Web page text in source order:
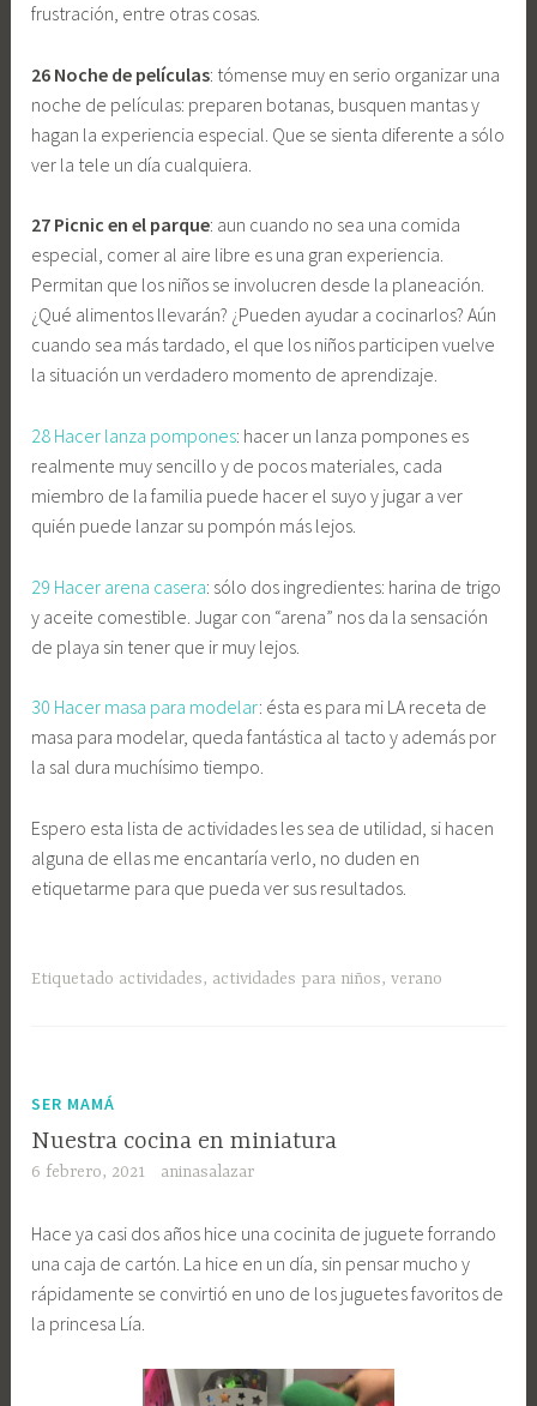
frustración, entre otras cosas.
26 Noche de películas: tómense muy en serio organizar una
noche de películas: preparen botanas, busquen mantas y
hagan la experiencia especial. Que se sienta diferente a sólo
ver la tele un día cualquiera.
27 Picnic en el parque: aun cuando no sea una comida
especial, comer al aire libre es una gran experiencia.
Permitan que los niños se involucren desde la planeación.
¿Qué alimentos llevarán? ¿Pueden ayudar a cocinarlos? Aún
cuando sea más tardado, el que los niños participen vuelve
la situación un verdadero momento de aprendizaje.
28 Hacer lanza pompones: hacer un lanza pompones es
realmente muy sencillo y de pocos materiales, cada
miembro de la familia puede hacer el suyo y jugar a ver
quién puede lanzar su pompón más lejos.
29 Hacer arena casera: sólo dos ingredientes: harina de trigo
y aceite comestible. Jugar con “arena” nos da la sensación
de playa sin tener que ir muy lejos.
30 Hacer masa para modelar: ésta es para mi LA receta de
masa para modelar, queda fantástica al tacto y además por
la sal dura muchísimo tiempo.
Espero esta lista de actividades les sea de utilidad, si hacen
alguna de ellas me encantaría verlo, no duden en
etiquetarme para que pueda ver sus resultados.
Etiquetado actividades, actividades para niños,verano
SER MAMÁ
Nuestra cocina en miniatura
6 febrero, 2021 aninasalazar
Hace ya casi dos años hice una cocinita de juguete forrando
una caja de cartón. La hice en un día, sin pensar mucho y
rápidamente se convirtió en uno de los juguetes favoritos de
la princesa Lía.